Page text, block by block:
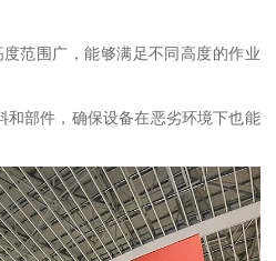
范围广，能够满足不同高度的作业
和部件，确保设备在恶劣环境下也能